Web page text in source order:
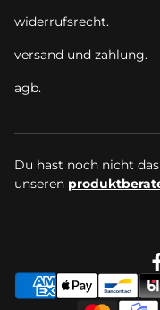
widerrufsrecht.
versand und zahlung.
agb.
Du hast noch nicht
unseren